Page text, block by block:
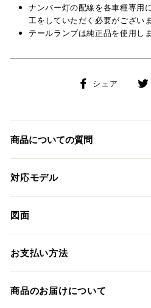
ナンバー灯の配線を各車種専用
工をしていただく必要がございま
テールランプは純正品を使用しま
シェア
ェ
る
商品についての質問
対応モデル
YAMAHA
TENERE' 700 '19-26
TENERE' 700 EXPLORE '19-26
TENERE' 700 WORLD RAID
図面
KTARYA236B3 / TARYA236B3
お支払い方法
クレジットカード
商品のお届けについて